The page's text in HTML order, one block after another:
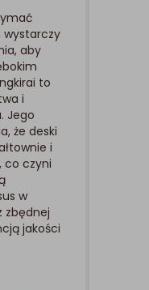
wystarczy
aby
to
i
Jego
że deski
i
co czyni
w
zbędnej
jakości